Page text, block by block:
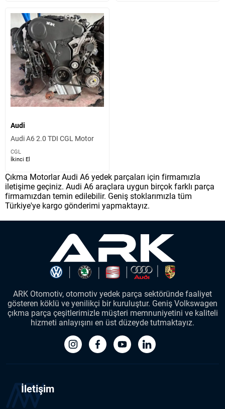
Audi
Audi A6 2.0 TDI CGL Motor
CGL
İkinci El
Çıkma Motorlar Audi A6 yedek parçaları için firmamızla
iletişime geçiniz. Audi A6 araçlara uygun birçok farklı parça
firmamızdan temin edilebilir. Geniş stoklarımızla tüm
Türkiye'ye kargo gönderimi yapmaktayız.
ARK Otomotiv, otomotiv yedek parça sektöründe faaliyet
gösteren köklü ve yenilikçi bir kuruluştur. Geniş Volkswagen
çıkma parça çeşitlerimizle müşteri memnuniyetini ve kaliteli
hizmeti anlayışını en üst düzeyde tutmaktayız.
İletişim